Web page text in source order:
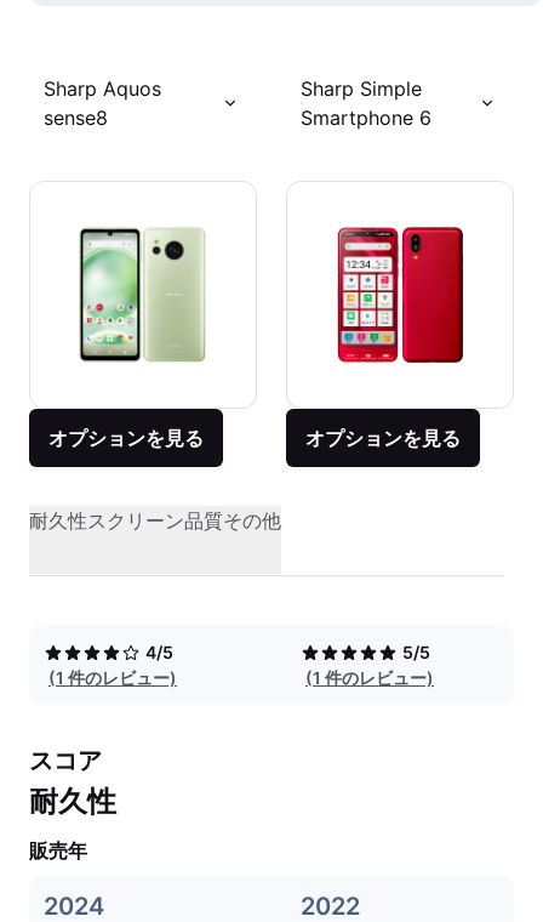
Sharp Aquos
sense8
Sharp Simple
Smartphone 6
オプションを見る オプションを見る
耐久性スクリーン品質その他
4/5
(1 件のレビュー)
5/5
(1 件のレビュー)
スコア
耐久性
販売年
2024 2022